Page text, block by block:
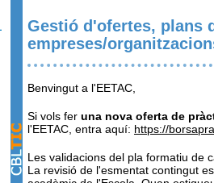
Gestió d'ofertes, plans
empreses/
Benvingut a l'EETAC,
Si vols fer una nova oferta de
l'EETAC, entra aquí: https://
Les validacions del pla formatiu de
La revisió de l'esmentat contingut